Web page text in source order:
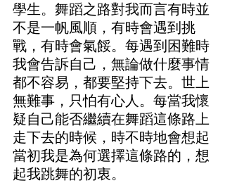
學生。舞蹈之路對我而言有時並
不是一帆風順，有時會遇到挑
戰，有時會氣餒。每遇到困難時
我會告訴自己，無論做什麼事情
都不容易，都要堅持下去。世上
無難事，只怕有心人。每當我懷
疑自己能否繼續在舞蹈這條路上
走下去的時候，時不時地會想起
當初我是為何選擇這條路的，想
起我跳舞的初衷。